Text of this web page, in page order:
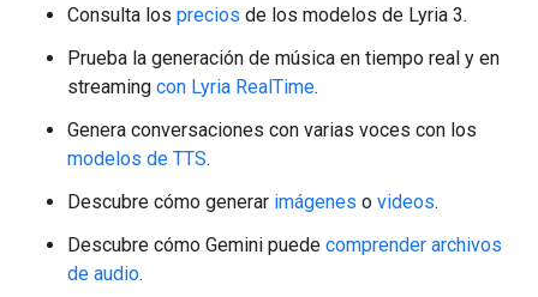
Consulta los precios de los modelos de Lyria 3.
Prueba la generación de música en tiempo real y en
streaming con Lyria RealTime.
Genera conversaciones con varias voces con los
modelos de TTS.
Descubre cómo generar imágenes o videos.
Descubre cómo Gemini puede comprender archivos
de audio.